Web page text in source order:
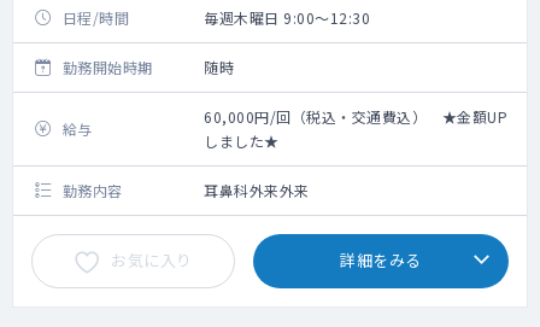
日程/時間 毎週木曜日 9:00～12:30
勤務開始時期 随時
給与
60,000円/回（税込・交通費込） ★金額UP
しました★
勤務内容 耳鼻科外来外来
お気に入り 詳細をみる